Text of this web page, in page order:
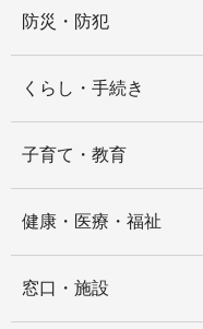
防災・防犯
くらし・手続き
子育て・教育
健康・医療・福祉
窓口・施設